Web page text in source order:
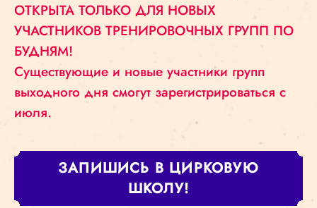
ОТКРЫТА ТОЛЬКО ДЛЯ НОВЫХ
УЧАСТНИКОВ ТРЕНИРОВОЧНЫХ ГРУПП ПО
БУДНЯМ!
Существующие и новые участники групп
выходного дня смогут зарегистрироваться с
июля.
ЗАПИШИСЬ В ЦИРКОВУЮ
ШКОЛУ!